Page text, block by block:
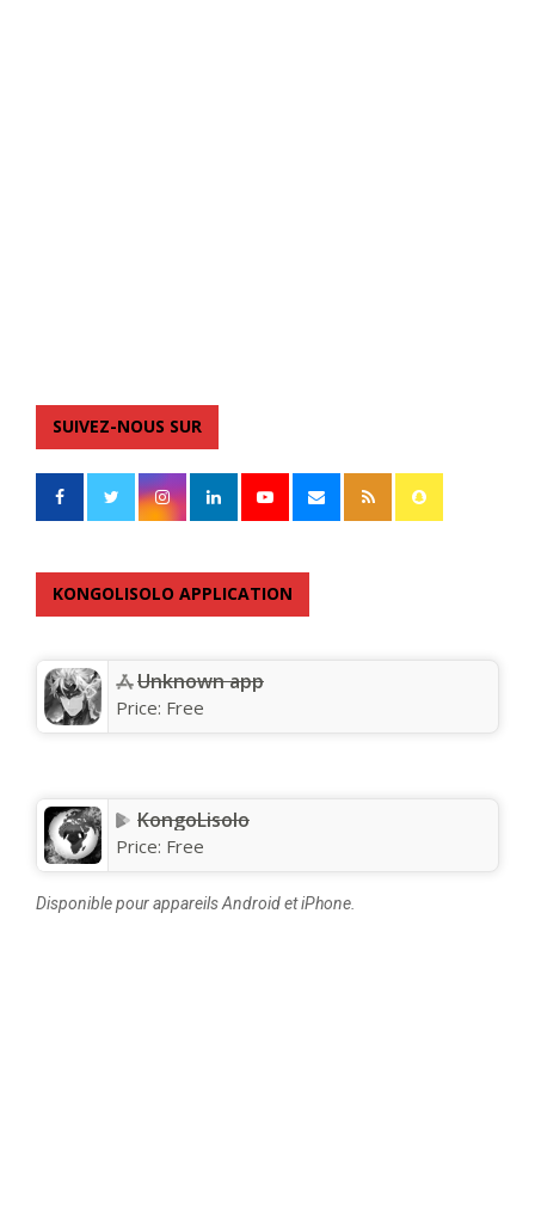
SUIVEZ-NOUS SUR
KONGOLISOLO APPLICATION
Unknown app
Price: Free
KongoLisolo
Price: Free
Disponible pour appareils Android et iPhone.